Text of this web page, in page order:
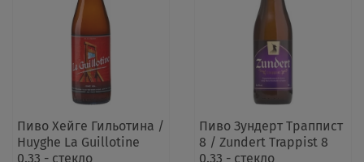
Пиво Хейге Гильотина /
Huyghe La Guillotine
0.33 - стекло
Пиво Зундерт Траппист
8 / Zundert Trappist 8
0.33 - стекло